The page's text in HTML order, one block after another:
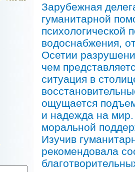
Зарубежная
гуманитарной
водоснабжения,
Осетии
чем
ситуация в
ощущается
и надежда на
моральной
Изучив
рекомендовала